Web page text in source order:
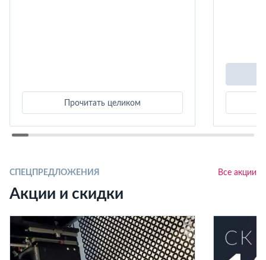
Прочитать целиком
СПЕЦПРЕДЛОЖЕНИЯ Все акции
Акции и скидки